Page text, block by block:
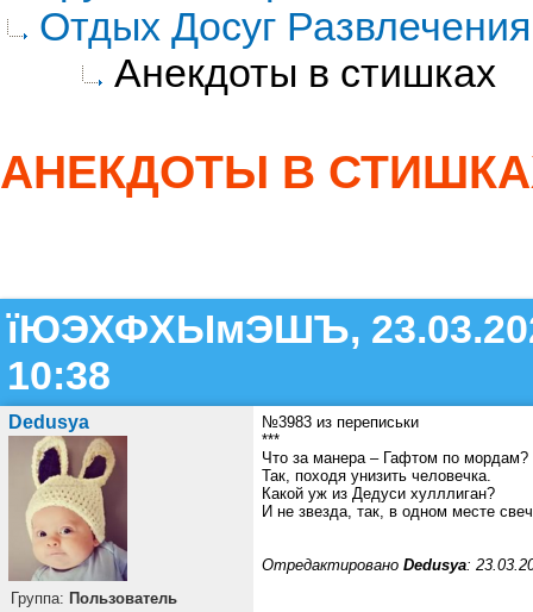
Отдых Досуг Развлечения
Анекдоты в стишках
АНЕКДОТЫ В
їЮЭХФХЫмЭШЪ,
10:38
Dedusya
Группа: Пользователь
№3983 из переписьки
***
Что за манера – Гафтом по мордам?
Так, походя унизить человечка.
Какой уж из Дедуси хулллиган?
И не звезда, так, в одном месте
Отредактировано Dedusya: